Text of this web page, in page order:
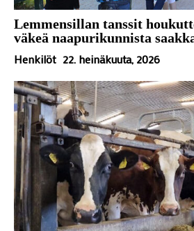
Lemmensillan tanssit
väkeä naapurikunnista
Henkilöt 22. heinäkuuta, 2026